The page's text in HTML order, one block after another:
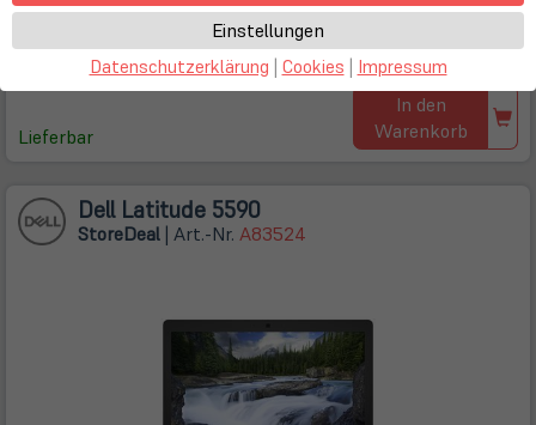
Lieferbar
inkl. USt
innerhalb Deutschlands
In den
Warenkorb
Dell Latitude 5590
StoreDeal | Art.-Nr. A83524
Einstellungen
Datenschutzerklärung | Cookies | Impressum